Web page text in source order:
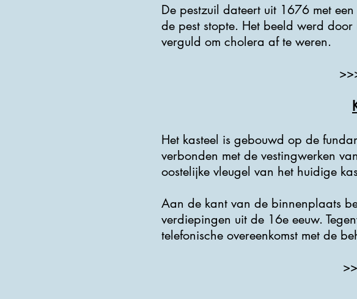
De pestzuil dateert uit 1676 met
de pest stopte. Het beeld werd
verguld om cholera af te weren.
Het kasteel is gebouwd op de
verbonden met de vestingwerken
oostelijke vleugel van het huidige
Aan de kant van de binnenplaats
verdiepingen uit de 16e eeuw.
telefonische overeenkomst met de